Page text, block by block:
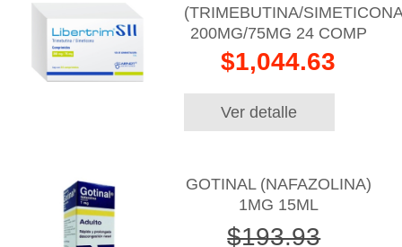
(TRIMEBUTINA/
200MG/75MG 24 COMP
$1,044.63
Ver detalle
GOTINAL (NAFAZOLINA)
1MG 15ML
$193.93